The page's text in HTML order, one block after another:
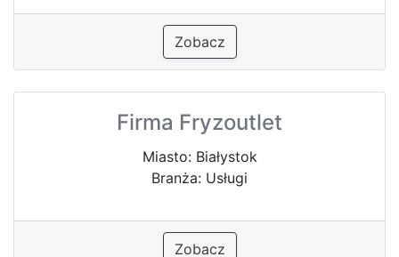
Zobacz
Firma Fryzoutlet
Miasto: Białystok
Branża: Usługi
Zobacz